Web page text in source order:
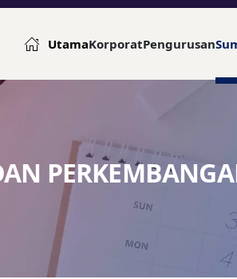
UtamaKorporatPengurusan